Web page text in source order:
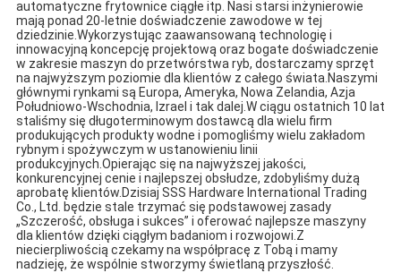
automatyczne frytownice ciągłe itp. Nasi starsi inżynierowie
mają ponad 20-letnie doświadczenie zawodowe w tej
dziedzinie.Wykorzystując zaawansowaną technologię i
innowacyjną koncepcję projektową oraz bogate doświadczenie
w zakresie maszyn do przetwórstwa ryb, dostarczamy sprzęt
na najwyższym poziomie dla klientów z całego świata.Naszymi
głównymi rynkami są Europa, Ameryka, Nowa Zelandia, Azja
Południowo-Wschodnia, Izrael i tak dalej.W ciągu ostatnich 10 lat
staliśmy się długoterminowym dostawcą dla wielu firm
produkujących produkty wodne i pomogliśmy wielu zakładom
rybnym i spożywczym w ustanowieniu linii
produkcyjnych.Opierając się na najwyższej jakości,
konkurencyjnej cenie i najlepszej obsłudze, zdobyliśmy dużą
aprobatę klientów.Dzisiaj SSS Hardware International Trading
Co., Ltd. będzie stale trzymać się podstawowej zasady
„Szczerość, obsługa i sukces” i oferować najlepsze maszyny
dla klientów dzięki ciągłym badaniom i rozwojowi.Z
niecierpliwością czekamy na współpracę z Tobą i mamy
nadzieję, że wspólnie stworzymy świetlaną przyszłość.